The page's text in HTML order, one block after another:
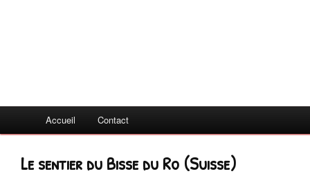
Accueil Contact
Le sentier du Bisse du Ro (Suisse)